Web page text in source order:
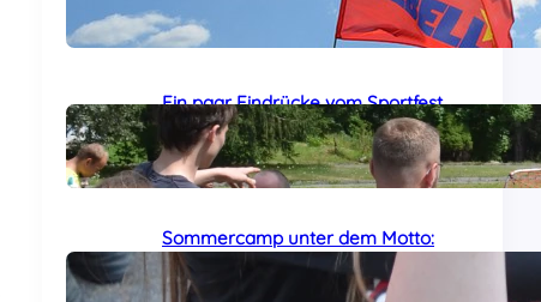
29 Juli, 2026
Ein paar Eindrücke vom Sportfest
auf dem Sommercamp
29 Juli, 2026
Sommercamp unter dem Motto:
„Das Al-Awda-Krankenhaus wird
leben!“ am Samstag gestartet